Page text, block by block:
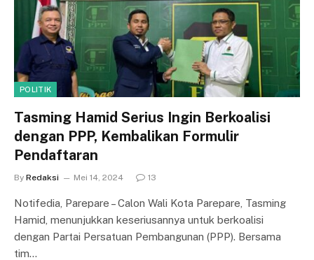
POLITIK
Tasming Hamid Serius Ingin Berkoalisi
dengan PPP, Kembalikan Formulir
Pendaftaran
By Redaksi Mei 14, 2024 13
Notifedia, Parepare – Calon Wali Kota Parepare, Tasming
Hamid, menunjukkan keseriusannya untuk berkoalisi
dengan Partai Persatuan Pembangunan (PPP). Bersama
tim…